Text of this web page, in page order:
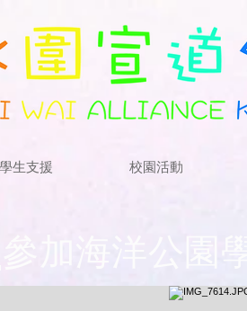
學生支援 校園活動
參加海洋公園